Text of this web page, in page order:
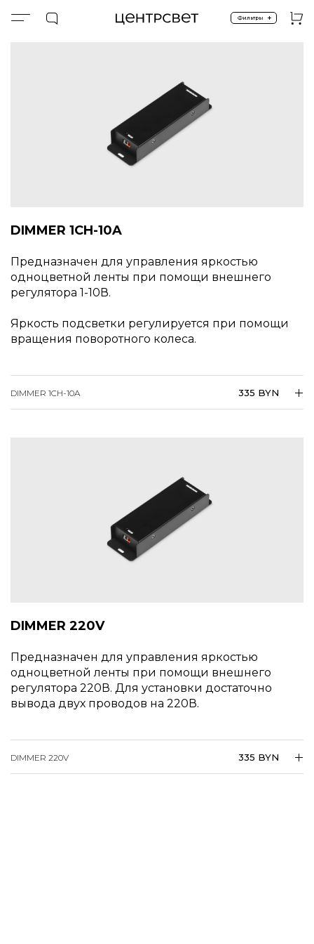
Фильтры +
DIMMER 1CH-10A
Предназначен для управления яркостью
одноцветной ленты при помощи внешнего
регулятора 1-10В.
Яркость подсветки регулируется при помощи
вращения поворотного колеса.
DIMMER 1CH-10A 335 BYN
DIMMER 220V
Предназначен для управления яркостью
одноцветной ленты при помощи внешнего
регулятора 220В. Для установки достаточно
вывода двух проводов на 220В.
DIMMER 220V 335 BYN